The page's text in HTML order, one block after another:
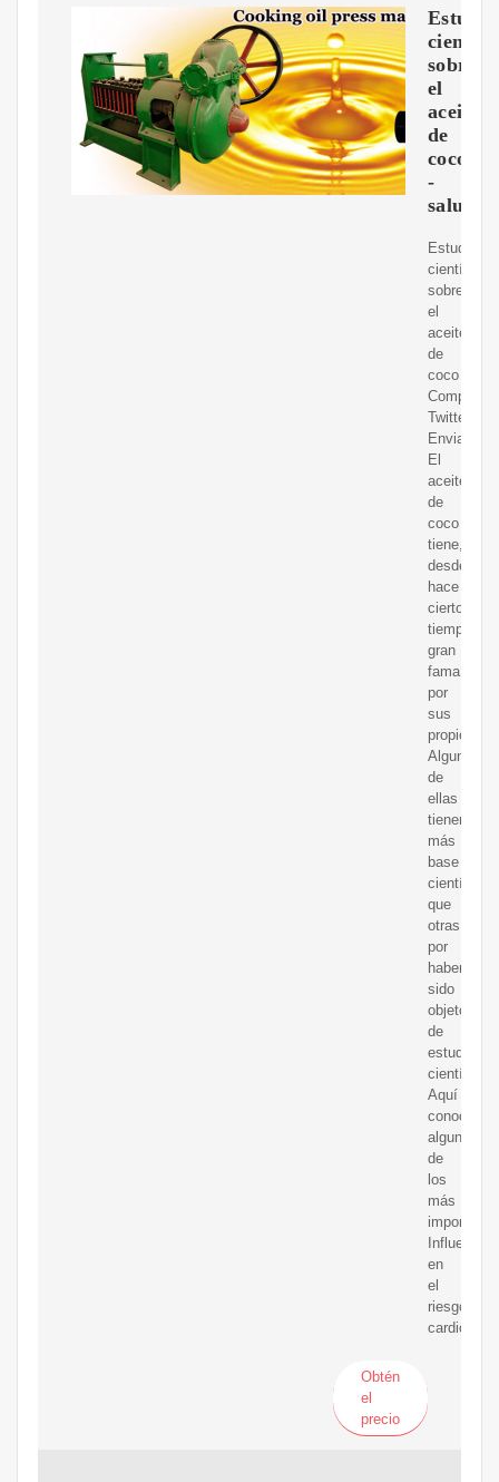
sobre
el
aceite
de
coco
-
Estudios
científicos
sobre
el
aceite
de
coco
Compartir
Twitter
Enviar.
El
aceite
de
coco
tiene,
desde
hace
cierto
tiempo,
gran
fama
por
sus
Algunas
de
ellas
tienen
más
base
científica
que
otras,
por
haber
sido
objeto
de
estudios
científicos.
Aquí
algunos
de
los
más
Influencia
en
el
riesgo
Obtén
el
precio